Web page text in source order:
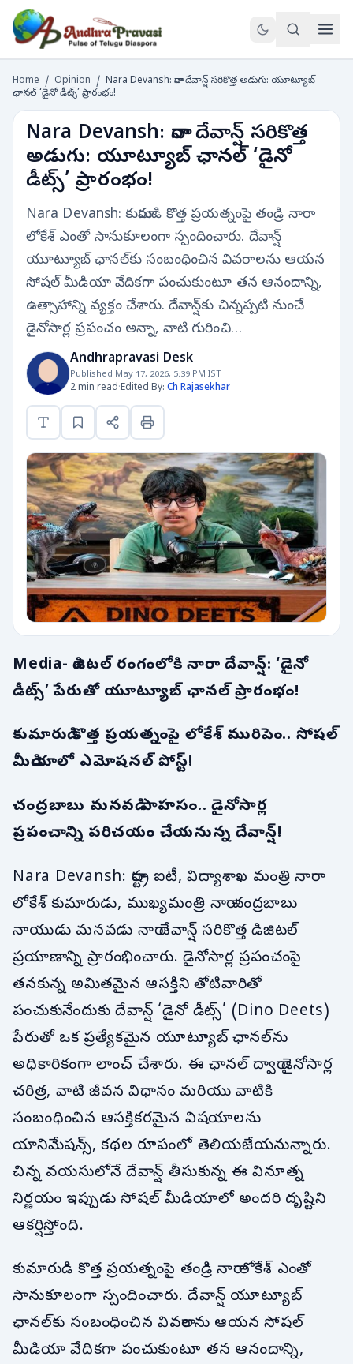
Home / Opinion / Nara Devansh: నారా దేవాన్ష్ సరికొత్త అడుగు: యూట్యూబ్
ఛానల్ ‘డైనో డీట్స్’ ప్రారంభం!
Nara Devansh: నారా దేవాన్ష్ సరికొత్త
అడుగు: యూట్యూబ్ ఛానల్ ‘డైనో
డీట్స్’ ప్రారంభం!
Nara Devansh: కుమారుడి కొత్త ప్రయత్నంపై తండ్రి నారా
లోకేశ్ ఎంతో సానుకూలంగా స్పందించారు. దేవాన్ష్‌
యూట్యూబ్ ఛానల్‌కు సంబంధించిన వివరాలను ఆయన
సోషల్ మీడియా వేదికగా పంచుకుంటూ తన ఆనందాన్ని,
ఉత్సాహాన్ని వ్యక్తం చేశారు. దేవాన్ష్‌కు చిన్నప్పటి నుంచే
డైనోసార్ల ప్రపంచం అన్నా, వాటి గురించి…
Andhrapravasi Desk
Published May 17, 2026, 5:39 PM IST
2 min read·Edited By: Ch Rajasekhar
Media- డిజిటల్ రంగంలోకి నారా దేవాన్ష్: ‘డైనో
డీట్స్’ పేరుతో యూట్యూబ్ ఛానల్ ప్రారంభం!
కుమారుడి కొత్త ప్రయత్నంపై లోకేశ్ మురిపెం.. సోషల్
మీడియాలో ఎమోషనల్ పోస్ట్!
చంద్రబాబు మనవడి సాహసం.. డైనోసార్ల
ప్రపంచాన్ని పరిచయం చేయనున్న దేవాన్ష్!
Nara Devansh: రాష్ట్ర ఐటీ, విద్యాశాఖ మంత్రి నారా
లోకేశ్ కుమారుడు, ముఖ్యమంత్రి నారా చంద్రబాబు
నాయుడు మనవడు నారా దేవాన్ష్ సరికొత్త డిజిటల్
ప్రయాణాన్ని ప్రారంభించారు. డైనోసార్ల ప్రపంచంపై
తనకున్న అమితమైన ఆసక్తిని తోటివారితో
పంచుకునేందుకు దేవాన్ష్ ‘డైనో డీట్స్’ (Dino Deets)
పేరుతో ఒక ప్రత్యేకమైన యూట్యూబ్ ఛానల్‌ను
అధికారికంగా లాంచ్ చేశారు. ఈ ఛానల్ ద్వారా డైనోసార్ల
చరిత్ర, వాటి జీవన విధానం మరియు వాటికి
సంబంధించిన ఆసక్తికరమైన విషయాలను
యానిమేషన్స్, కథల రూపంలో తెలియజేయనున్నారు.
చిన్న వయసులోనే దేవాన్ష్ తీసుకున్న ఈ వినూత్న
నిర్ణయం ఇప్పుడు సోషల్ మీడియాలో అందరి దృష్టిని
ఆకర్షిస్తోంది.
కుమారుడి కొత్త ప్రయత్నంపై తండ్రి నారా లోకేశ్ ఎంతో
సానుకూలంగా స్పందించారు. దేవాన్ష్‌ యూట్యూబ్
ఛానల్‌కు సంబంధించిన వివరాలను ఆయన సోషల్
మీడియా వేదికగా పంచుకుంటూ తన ఆనందాన్ని,